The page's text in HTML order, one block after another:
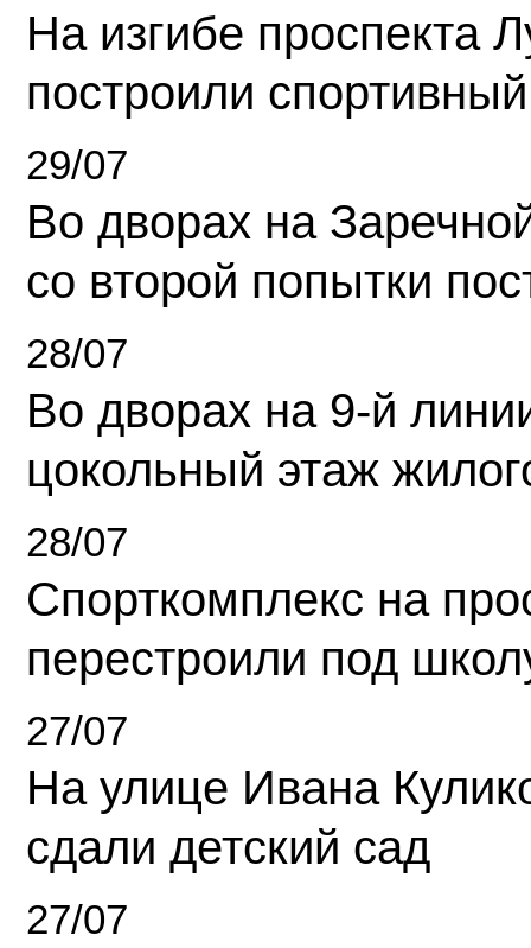
На изгибе проспекта
построили
29/07
Во дворах на
со второй попытки
28/07
Во дворах на 9-й
цокольный этаж
28/07
Спорткомплекс на
перестроили под
27/07
На улице Ивана
сдали детский сад
27/07